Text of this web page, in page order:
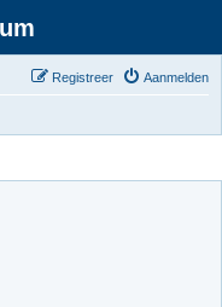
Aanmelden
Registreer